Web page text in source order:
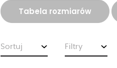
Tabela rozmiarów
Sortuj Filtry